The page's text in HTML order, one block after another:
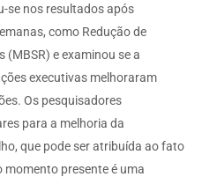
se nos resultados após
como Redução de
(MBSR) e examinou se a
executivas melhoraram
Os pesquisadores
para a melhoria da
que pode ser atribuída ao fato
momento presente é uma